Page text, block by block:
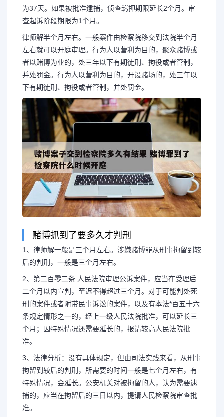
为37天。如果被批准逮捕，侦查羁押期限延长2个月。审
查起诉阶段期限为1个月。
律师解半个月左右。一般案件由检察院移交到法院半个月
左右就可以开庭审理。行为人以营利为目的，聚众赌博或
者以赌博为业的，处三年以下有期徒刑、拘役或者管制，
并处罚金。行为人以营利为目的，开设赌场的，处三年以
下有期徒刑、拘役或者管制，并处罚金。
赌博抓到了要多久才判刑
1、律师解一般是三个月左右。涉嫌赌博罪从刑事拘留到较
后的判刑，一般是三个月左右。
2、第二百零二条 人民法院审理公诉案件，应当在受理后
二个月以内宣判，至迟不得超过三个月。对于可能判处死
刑的案件或者附带民事诉讼的案件，以及有本法*百五十六
条规定情形之一的，经上一级人民法院批准，可以延长三
个月；因特殊情况还需要延长的，报请较高人民法院批
准。
3、法律分析：没有具体规定，但由司法实践来看，从刑事
拘留到较后的判刑，所需要的时间一般是七个月左右，有
特殊情况，会延长。公安机关对被拘留的人，认为需要逮
捕的，应当在拘留后的三日以内，提请人民检察院审查批
准。